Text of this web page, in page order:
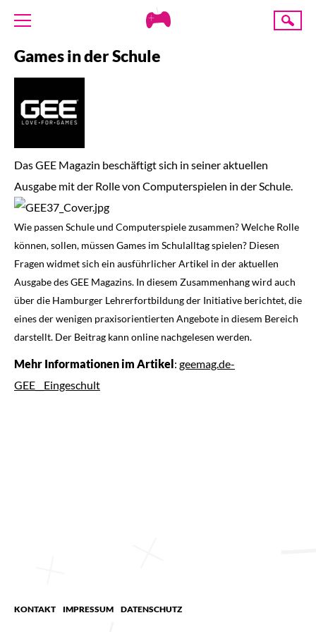
Creative
ÜBER UNS
PRESSE
Suche
Games in der Schule
Das GEE Magazin beschäftigt sich in seiner aktuellen
Ausgabe mit der Rolle von Computerspielen in der Schule.
Wie passen Schule und Computerspiele zusammen? Welche Rolle
können, sollen, müssen Games im Schulalltag spielen? Diesen
Fragen widmet sich ein ausführlicher Artikel in der aktuellen
Ausgabe des GEE Magazins. In diesem Zusammenhang wird auch
über die Hamburger Lehrerfortbildung der Initiative berichtet, die
eines der wenigen praxisorientierten Angebote in diesem Bereich
darstellt. Der Beitrag kann online nachgelesen werden.
Mehr Informationen im Artikel: geemag.de-
GEE__Eingeschult
KONTAKT IMPRESSUM DATENSCHUTZ